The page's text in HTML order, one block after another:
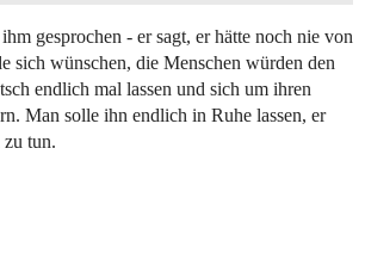
gesprochen - er sagt, er hätte noch nie von
sich wünschen, die Menschen würden den
endlich mal lassen und sich um ihren
Man solle ihn endlich in Ruhe lassen, er
zu tun.